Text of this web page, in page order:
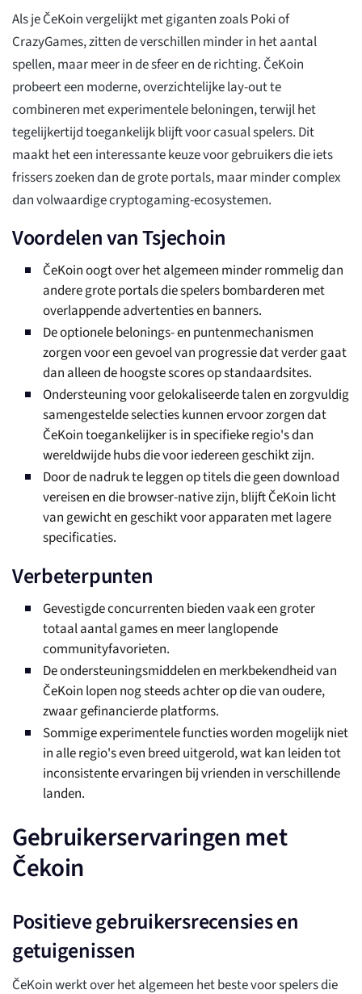
Als je ČeKoin vergelijkt met giganten zoals Poki of
CrazyGames, zitten de verschillen minder in het aantal
spellen, maar meer in de sfeer en de richting. ČeKoin
probeert een moderne, overzichtelijke lay-out te
combineren met experimentele beloningen, terwijl het
tegelijkertijd toegankelijk blijft voor casual spelers. Dit
maakt het een interessante keuze voor gebruikers die iets
frissers zoeken dan de grote portals, maar minder complex
dan volwaardige cryptogaming-ecosystemen.
Voordelen van Tsjechoin
ČeKoin oogt over het algemeen minder rommelig dan
andere grote portals die spelers bombarderen met
overlappende advertenties en banners.
De optionele belonings- en puntenmechanismen
zorgen voor een gevoel van progressie dat verder gaat
dan alleen de hoogste scores op standaardsites.
Ondersteuning voor gelokaliseerde talen en zorgvuldig
samengestelde selecties kunnen ervoor zorgen dat
ČeKoin toegankelijker is in specifieke regio's dan
wereldwijde hubs die voor iedereen geschikt zijn.
Door de nadruk te leggen op titels die geen download
vereisen en die browser-native zijn, blijft ČeKoin licht
van gewicht en geschikt voor apparaten met lagere
specificaties.
Verbeterpunten
Gevestigde concurrenten bieden vaak een groter
totaal aantal games en meer langlopende
communityfavorieten.
De ondersteuningsmiddelen en merkbekendheid van
ČeKoin lopen nog steeds achter op die van oudere,
zwaar gefinancierde platforms.
Sommige experimentele functies worden mogelijk niet
in alle regio's even breed uitgerold, wat kan leiden tot
inconsistente ervaringen bij vrienden in verschillende
landen.
Gebruikerservaringen met
Čekoin
Positieve gebruikersrecensies en
getuigenissen
ČeKoin werkt over het algemeen het beste voor spelers die